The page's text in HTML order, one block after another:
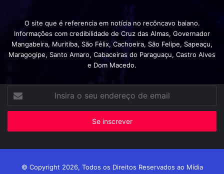
O site que é referencia em notícia no recôncavo baiano.
Informações com credibilidade de Cruz das Almas, Governador
Mangabeira, Muritiba, São Félix, Cachoeira, São Felipe, Sapeaçu,
Maragogipe, Santo Amaro, Cabaceiras do Paraguaçu, Castro Alves
e Dom Macedo.
seu
de
© Copyright 2026, Todos os Direitos Reservados ao Mídia